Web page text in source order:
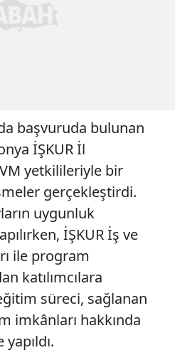
başvuruda bulunan
İŞKUR İl
yetkilileriyle bir
gerçekleştirdi.
uygunluk
İŞKUR İş ve
ile program
katılımcılara
süreci, sağlanan
imkânları hakkında